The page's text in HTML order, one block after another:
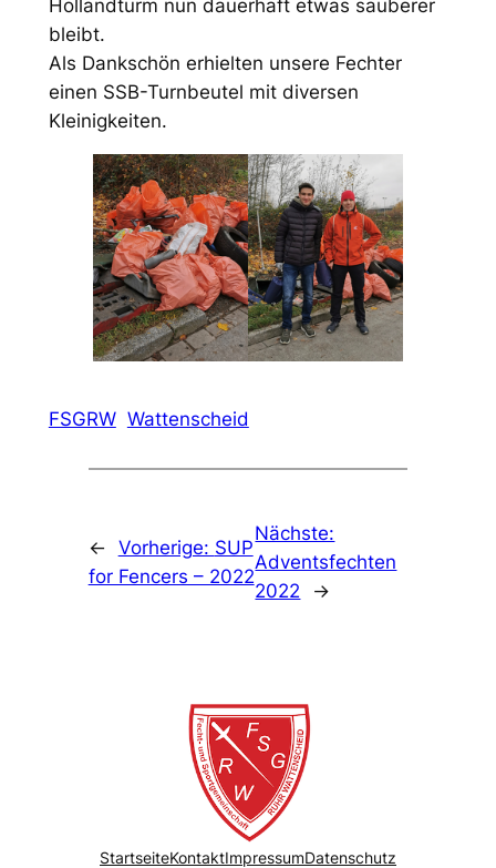
Hollandturm nun dauerhaft etwas sauberer
bleibt.
Als Dankschön erhielten unsere Fechter
einen SSB-Turnbeutel mit diversen
Kleinigkeiten.
FSGRW Wattenscheid
← Vorherige: SUP
for Fencers – 2022
Nächste:
Adventsfechten
2022
→
StartseiteKontaktImpressumDatenschutz